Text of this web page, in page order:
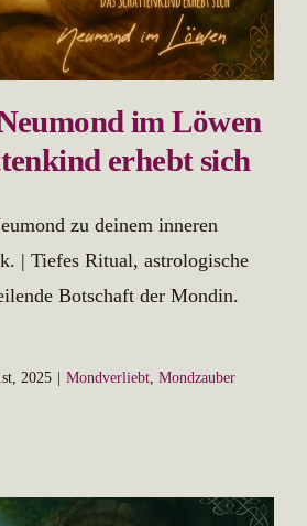
im Löwen
erhebt sich
zu deinem inneren
| Tiefes Ritual, astrologische
Botschaft der Mondin.
2025 Mondverliebt, Mondzauber